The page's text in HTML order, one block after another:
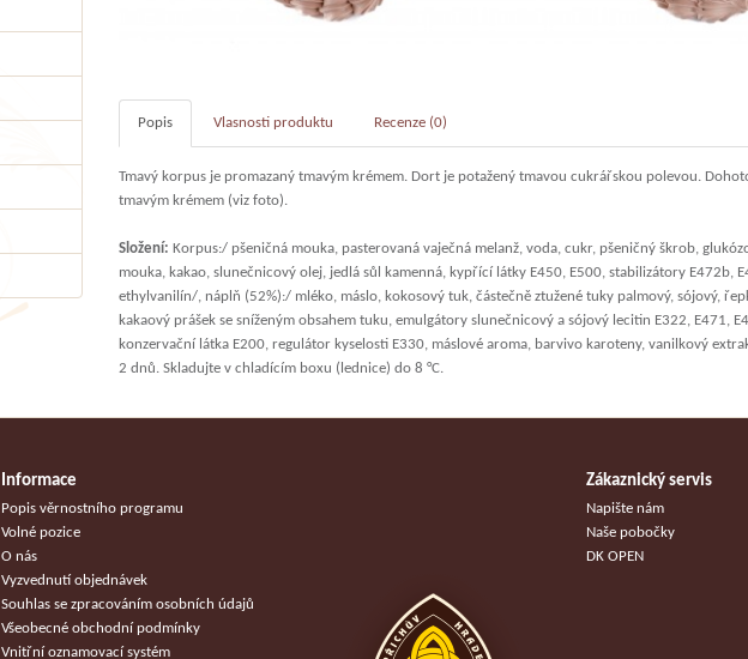
Popis Vlasnosti produktu Recenze (0)
Tmavý korpus je promazaný tmavým krémem. Dort je potažený tmavou cukrářskou polevou.
tmavým krémem (viz foto).
Složení: Korpus:/ pšeničná mouka, pasterovaná vaječná melanž, voda, cukr, pšeničný škrob,
mouka, kakao, slunečnicový olej, jedlá sůl kamenná, kypřící látky E450, E500, stabilizátory E472b,
ethylvanilín/, náplň (52%):/ mléko, máslo, kokosový tuk, částečně ztužené tuky palmový, sójový,
kakaový prášek se sníženým obsahem tuku, emulgátory slunečnicový a sójový lecitin E322, E471,
konzervační látka E200, regulátor kyselosti E330, máslové aroma, barvivo karoteny, vanilkový
2 dnů. Skladujte v chladícím boxu (lednice) do 8 °C.
Informace
Popis věrnostního programu
Volné pozice
O nás
Vyzvednutí objednávek
Souhlas se zpracováním osobních údajů
Všeobecné obchodní podmínky
Vnitřní oznamovací systém
Zákaznický servis
Napište nám
Naše pobočky
DK OPEN